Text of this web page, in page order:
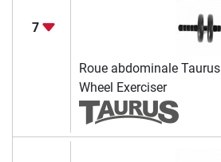
7
Roue abdominale Taurus
Wheel Exerciser